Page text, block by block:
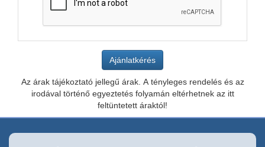
Az árak tájékoztató jellegű árak. A tényleges rendelés és az
irodával történő egyeztetés folyamán eltérhetnek az itt
feltüntetett áraktól!